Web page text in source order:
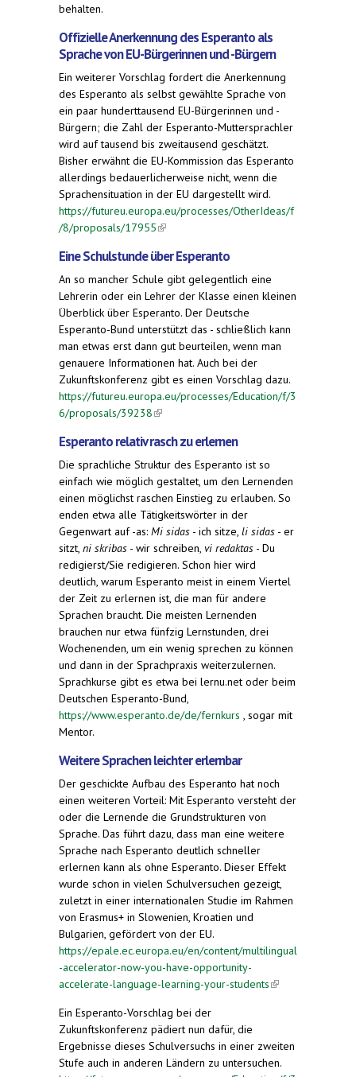
behalten.
Offizielle Anerkennung des Esperanto als
Sprache von EU-Bürgerinnen und -Bürgern
Ein weiterer Vorschlag fordert die Anerkennung
des Esperanto als selbst gewählte Sprache von
ein paar hunderttausend EU-Bürgerinnen und -
Bürgern; die Zahl der Esperanto-Muttersprachler
wird auf tausend bis zweitausend geschätzt.
Bisher erwähnt die EU-Kommission das Esperanto
allerdings bedauerlicherweise nicht, wenn die
Sprachensituation in der EU dargestellt wird.
https://futureu.europa.eu/processes/OtherIdeas/f
/8/proposals/17955(link is external)
Eine Schulstunde über Esperanto
An so mancher Schule gibt gelegentlich eine
Lehrerin oder ein Lehrer der Klasse einen kleinen
Überblick über Esperanto. Der Deutsche
Esperanto-Bund unterstützt das - schließlich kann
man etwas erst dann gut beurteilen, wenn man
genauere Informationen hat. Auch bei der
Zukunftskonferenz gibt es einen Vorschlag dazu.
https://futureu.europa.eu/processes/Education/f/3
6/proposals/39238(link is external)
Esperanto relativ rasch zu erlernen
Die sprachliche Struktur des Esperanto ist so
einfach wie möglich gestaltet, um den Lernenden
einen möglichst raschen Einstieg zu erlauben. So
enden etwa alle Tätigkeitswörter in der
Gegenwart auf -as: Mi sidas - ich sitze, li sidas - er
sitzt, ni skribas - wir schreiben, vi redaktas - Du
redigierst/Sie redigieren. Schon hier wird
deutlich, warum Esperanto meist in einem Viertel
der Zeit zu erlernen ist, die man für andere
Sprachen braucht. Die meisten Lernenden
brauchen nur etwa fünfzig Lernstunden, drei
Wochenenden, um ein wenig sprechen zu können
und dann in der Sprachpraxis weiterzulernen.
Sprachkurse gibt es etwa bei lernu.net oder beim
Deutschen Esperanto-Bund,
https://www.esperanto.de/de/fernkurs , sogar mit
Mentor.
Weitere Sprachen leichter erlernbar
Der geschickte Aufbau des Esperanto hat noch
einen weiteren Vorteil: Mit Esperanto versteht der
oder die Lernende die Grundstrukturen von
Sprache. Das führt dazu, dass man eine weitere
Sprache nach Esperanto deutlich schneller
erlernen kann als ohne Esperanto. Dieser Effekt
wurde schon in vielen Schulversuchen gezeigt,
zuletzt in einer internationalen Studie im Rahmen
von Erasmus+ in Slowenien, Kroatien und
Bulgarien, gefördert von der EU.
https://epale.ec.europa.eu/en/content/multilingual
-accelerator-now-you-have-opportunity-
accelerate-language-learning-your-students(link is
Ein Esperanto-Vorschlag bei der
Zukunftskonferenz pädiert nun dafür, die
Ergebnisse dieses Schulversuchs in einer zweiten
Stufe auch in anderen Ländern zu untersuchen.